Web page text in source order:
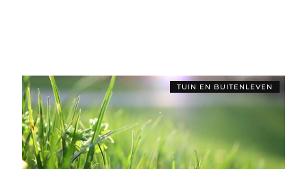
TUIN EN BUITENLEVEN